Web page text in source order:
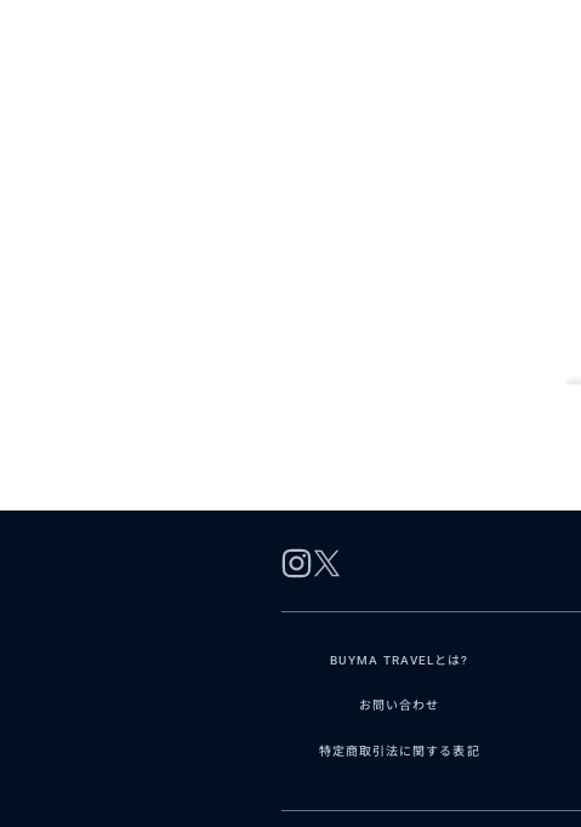
BUYMA TRAVELとは?
お問い合わせ
特定商取引法に関する表記